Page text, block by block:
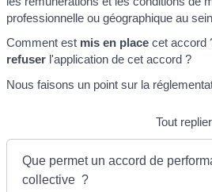
professionnelle ou géographique au
Comment est mis en place cet accord
refuser l'application de cet accord ?
Nous faisons un point sur la
Tout replier
Que permet un accord de
collective ?